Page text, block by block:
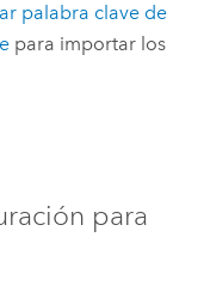
palabra clave de
para importar los
para